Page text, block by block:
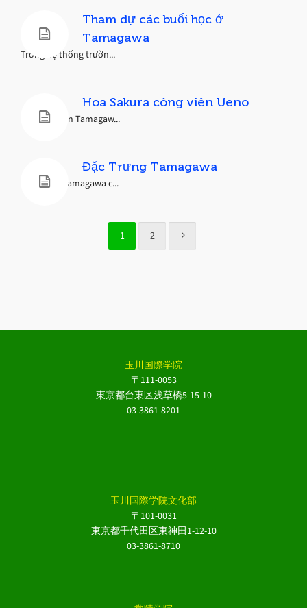
Tham dự các buổi học ở
Tamagawa
Trong hệ thống trườn...
Hoa Sakura công viên Ueno
Gần học viện Tamagaw...
Đặc Trưng Tamagawa
Đặc trưng Tamagawa c...
1 2
玉川国際学院
〒111-0053
東京都台東区浅草橋5-15-10
03-3861-8201
玉川国際学院文化部
〒101-0031
東京都千代田区東神田1-12-10
03-3861-8710